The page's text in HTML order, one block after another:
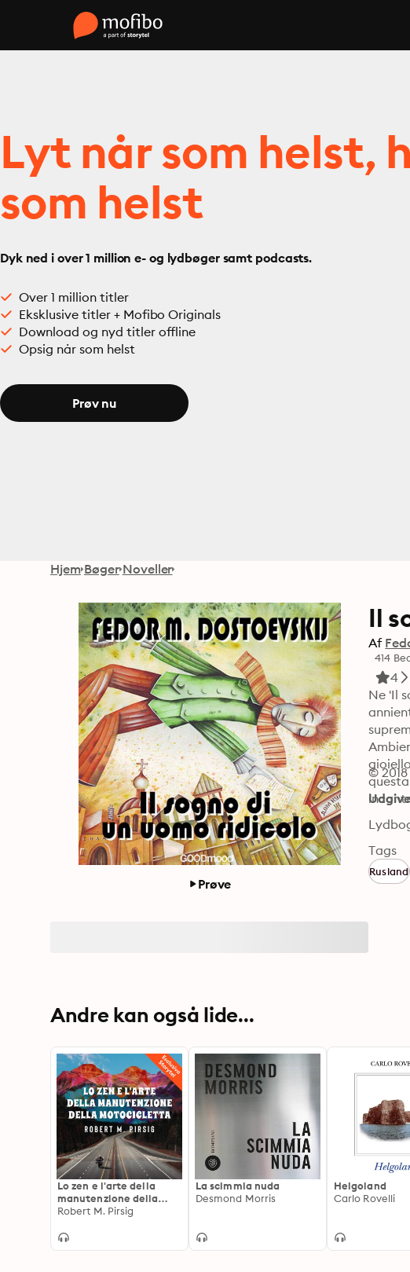
Lyt når som helst,
som helst
Dyk ned i over 1 million e- og lydbøger samt podcasts.
Over 1 million titler
Eksklusive titler + Mofibo Originals
Download og nyd titler offline
Opsig når som helst
Prøv nu
Hjem Bøger Noveller
Prøve
Il
Af
414
4
Ne 'Il
©
Tags
Rusland
Andre kan også lide...
Lo zen e l'arte della
manutenzione della
motocicletta
Robert M. Pirsig
La scimmia nuda
Desmond Morris
Helgoland
Carlo Rovelli